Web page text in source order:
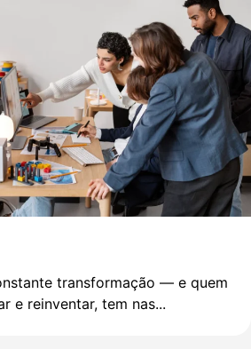
transformação — e quem
e reinventar, tem nas...